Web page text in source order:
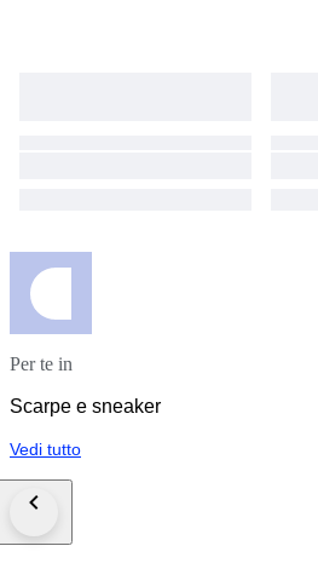
Per te in
Scarpe e sneaker
Vedi tutto